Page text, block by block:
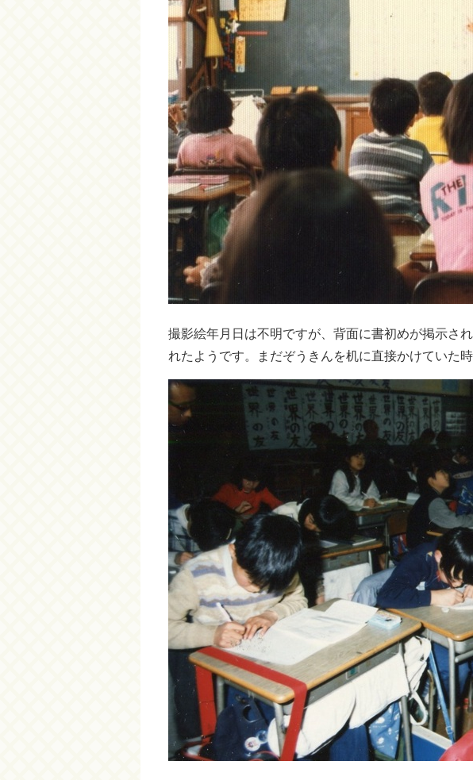
撮影絵年月日は不明ですが、背面に書初めが掲示さ
れたようです。まだぞうきんを机に直接かけていた時